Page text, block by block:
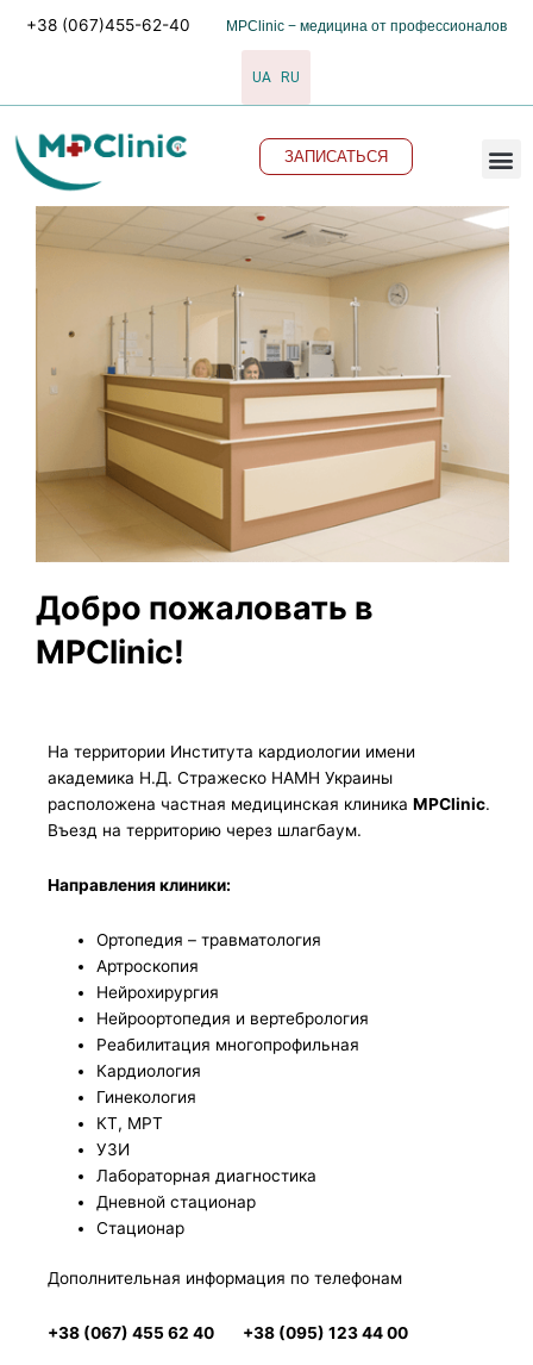
+38 (067)455-62-40 MPClinic − медицина от профессионалов
UA RU
ЗАПИСАТЬСЯ
Добро пожаловать в
MPClinic!
На территории Института кардиологии имени
академика Н.Д. Стражеско НАМН Украины
расположена частная медицинская клиника MPClinic.
Въезд на территорию через шлагбаум.
Направления клиники:
Ортопедия – травматология
Артроскопия
Нейрохирургия
Нейроортопедия и вертебрология
Реабилитация многопрофильная
Кардиология
Гинекология
КТ, МРТ
УЗИ
Лабораторная диагностика
Дневной стационар
Стационар
Дополнительная информация по телефонам
+38 (067) 455 62 40 +38 (095) 123 44 00